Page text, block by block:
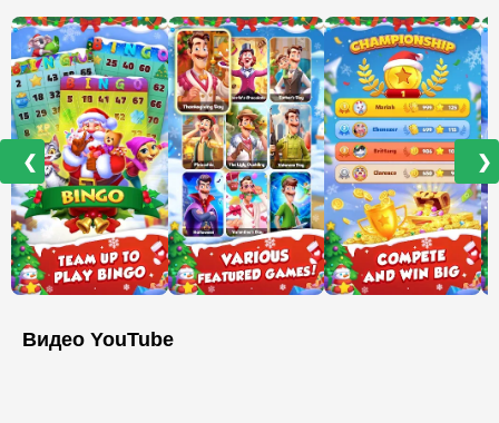
❮ ❯
Видео YouTube